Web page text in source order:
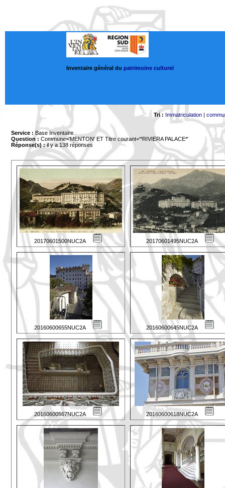
Inventaire général du patrimoine culturel
Tri : Immatriculation |
Service : Base Inventaire
Question : Commune='MENTON' ET Titre courant='*RIVIERA PALACE*'
Réponse(s) :il y a 138 réponses
20170601500NUC2A 20170601495NUC2A
20160600655NUC2A 20160600645NUC2A
20160600567NUC2A 20160600618NUC2A